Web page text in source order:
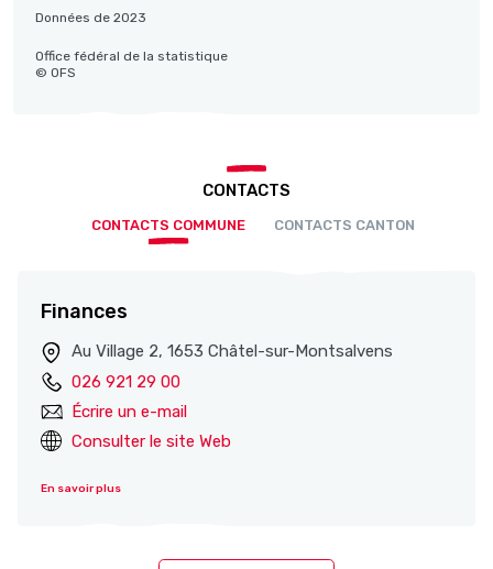
Données de 2023
Office fédéral de la statistique
© OFS
CONTACTS
CONTACTS COMMUNE CONTACTS CANTON
Finances
Au Village 2, 1653 Châtel-sur-Montsalvens
026 921 29 00
Écrire un e-mail
Consulter le site Web
En savoir plus